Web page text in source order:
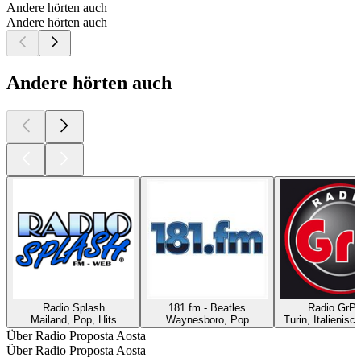
Andere hörten auch
Andere hörten auch
Andere hörten auch
Radio Splash
Mailand, Pop, Hits
181.fm - Beatles
Waynesboro, Pop
Radio GrP
Turin,
Über Radio Proposta Aosta
Über Radio Proposta Aosta